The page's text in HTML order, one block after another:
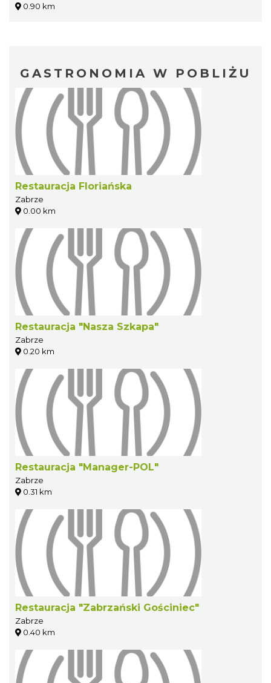
0.90 km
GASTRONOMIA W POBLIŻU
Restauracja Floriańska
Zabrze
0.00 km
Restauracja "Nasza Szkapa"
Zabrze
0.20 km
Restauracja "Manager-POL"
Zabrze
0.31 km
Restauracja "Zabrzański Gościniec"
Zabrze
0.40 km